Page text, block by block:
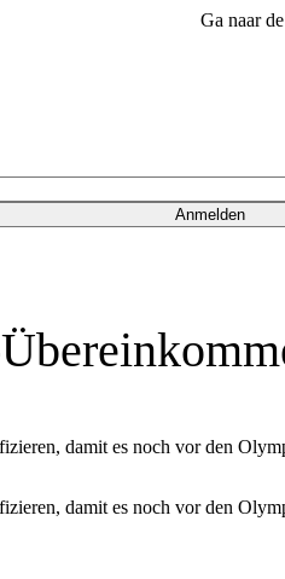
Ga naar
Anmelden
damit es noch vor den
damit es noch vor den